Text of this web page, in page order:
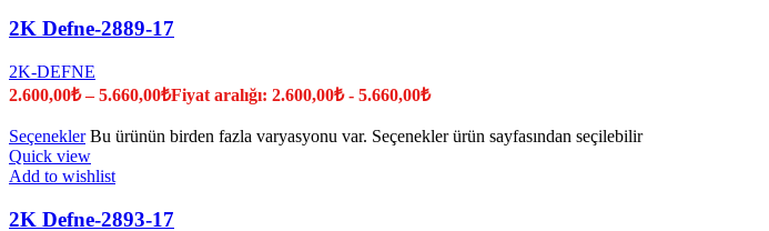
2K Defne-2889-17
2K-DEFNE
2.600,00₺ –5.660,00₺Fiyat aralığı: 2.600,00₺ - 5.660,00₺
Seçenekler Bu ürünün birden fazla varyasyonu var. Seçenekler ürün sayfasından seçilebilir
Quick view
Add to wishlist
2K Defne-2893-17